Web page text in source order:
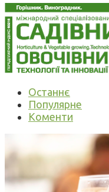
Останнє
Популярне
Коменти